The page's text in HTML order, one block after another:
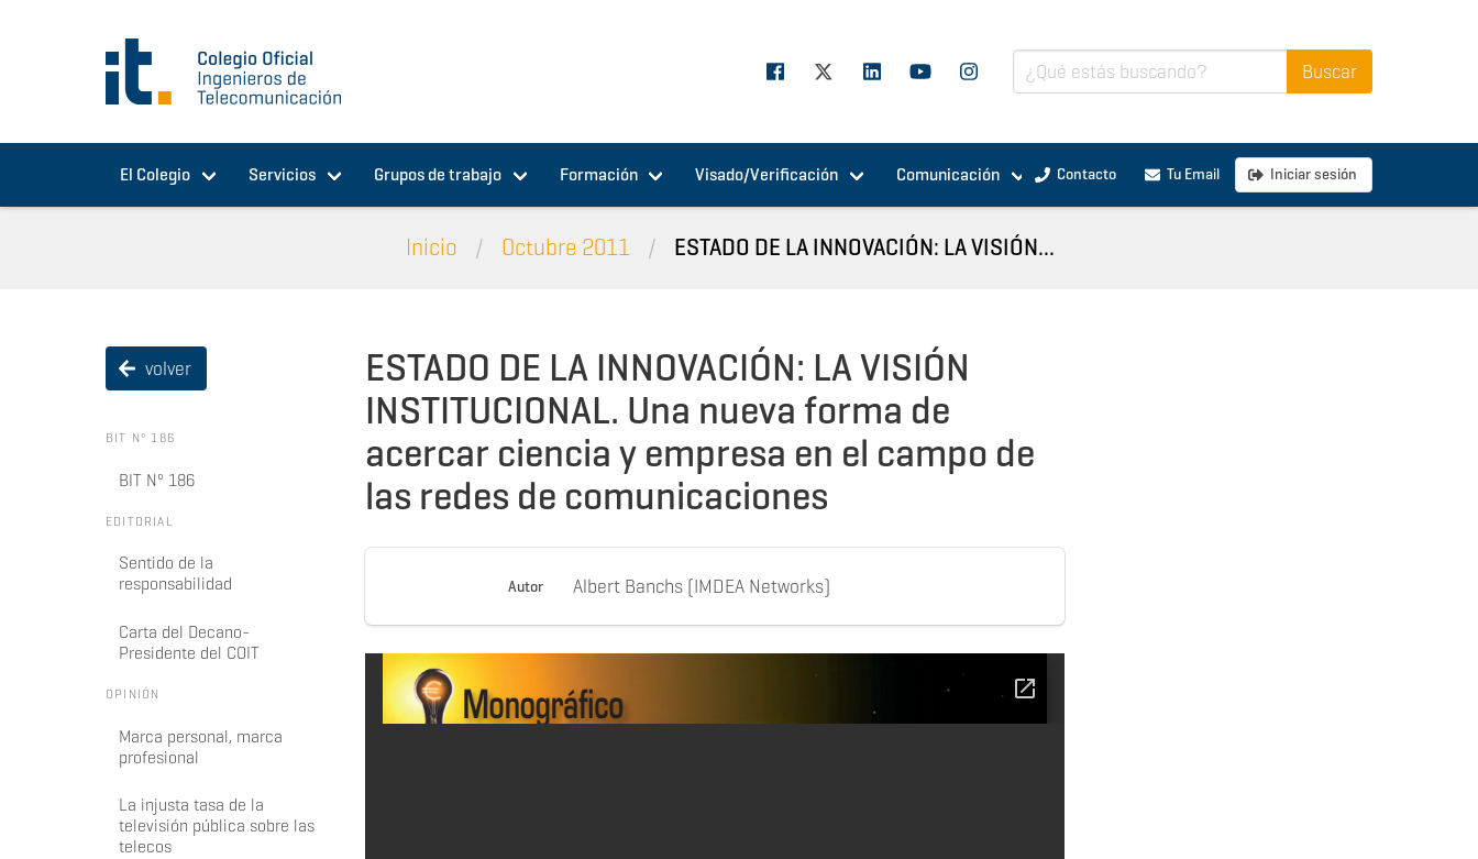
El Colegio Servicios Grupos de trabajo Formación Visado/Verificación Comunicación Contacto Tu Email Iniciar sesión
Inicio Octubre 2011 ESTADO DE LA INNOVACIÓN: LA VISIÓN...
volver
BIT Nº 186
BIT Nº 186
EDITORIAL
Sentido de la
responsabilidad
Carta del Decano-
Presidente del COIT
OPINIÓN
Marca personal, marca
profesional
La injusta tasa de la
televisión pública sobre las
telecos
ESTADO DE LA INNOVACIÓN: LA VISIÓN
INSTITUCIONAL. Una nueva forma de
acercar ciencia y empresa en el campo de
las redes de comunicaciones
Autor Albert Banchs (IMDEA Networks)